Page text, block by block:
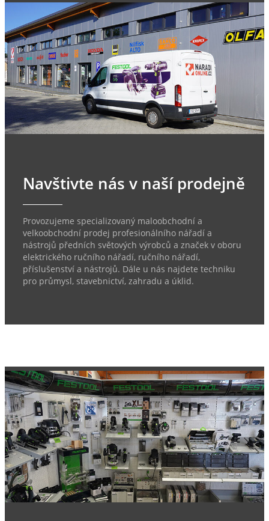
Navštivte nás v naší prodejně
Provozujeme specializovaný maloobchodní a
velkoobchodní prodej profesionálního nářadí a
nástrojů předních světových výrobců a značek v oboru
elektrického ručního nářadí, ručního nářadí,
příslušenství a nástrojů. Dále u nás najdete techniku
pro průmysl, stavebnictví, zahradu a úklid.